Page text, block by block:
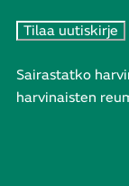
Sairastatko
harvinaisten